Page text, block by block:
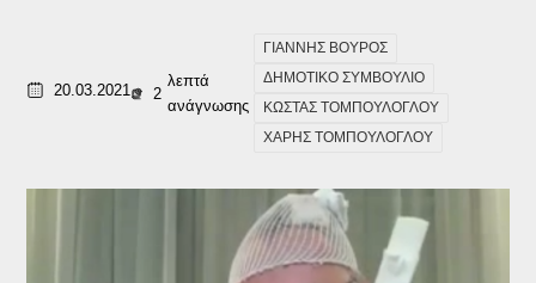
20.03.2021 2
λεπτά
ανάγνωσης
ΓΙΑΝΝΗΣ ΒΟΥΡΟΣ
ΔΗΜΟΤΙΚΟ ΣΥΜΒΟΥΛΙΟ
ΚΩΣΤΑΣ ΤΟΜΠΟΥΛΟΓΛΟΥ
ΧΑΡΗΣ ΤΟΜΠΟΥΛΟΓΛΟΥ